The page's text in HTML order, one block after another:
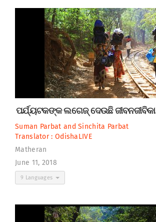
ପର୍ଯ୍ୟଟକଙ୍କ ଲଗେଜ୍ ଦେଉଛି ଜୀବନଜୀବିକା
Suman Parbat andSinchita Parbat
Translator : OdishaLIVE
Matheran
June 11, 2018
9 Languages